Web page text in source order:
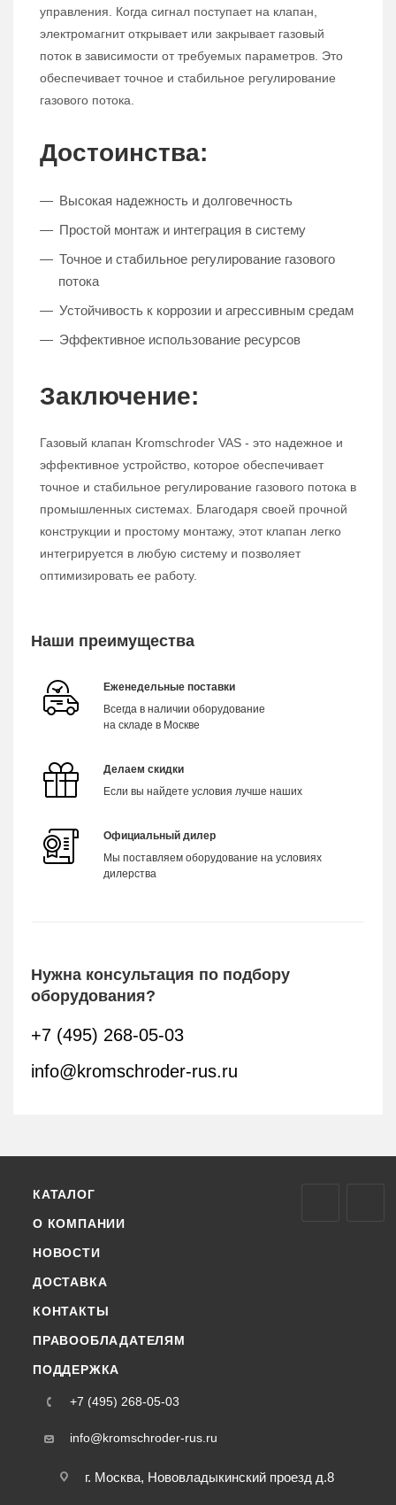
управления. Когда сигнал поступает на клапан,
электромагнит открывает или закрывает газовый
поток в зависимости от требуемых параметров. Это
обеспечивает точное и стабильное регулирование
газового потока.
Достоинства:
Высокая надежность и долговечность
Простой монтаж и интеграция в систему
Точное и стабильное регулирование газового
потока
Устойчивость к коррозии и агрессивным средам
Эффективное использование ресурсов
Заключение:
Газовый клапан Kromschroder VAS - это надежное и
эффективное устройство, которое обеспечивает
точное и стабильное регулирование газового потока в
промышленных системах. Благодаря своей прочной
конструкции и простому монтажу, этот клапан легко
интегрируется в любую систему и позволяет
оптимизировать ее работу.
Наши преимущества
Еженедельные поставки
Всегда в наличии оборудование
на складе в Москве
Делаем скидки
Если вы найдете условия лучше наших
Официальный дилер
Мы поставляем оборудование на условиях
дилерства
Нужна консультация по подбору
оборудования?
+7 (495) 268-05-03
info@kromschroder-rus.ru
КАТАЛОГ
О КОМПАНИИ
НОВОСТИ
ДОСТАВКА
КОНТАКТЫ
ПРАВООБЛАДАТЕЛЯМ
ПОДДЕРЖКА
+7 (495) 268-05-03
info@kromschroder-rus.ru
г. Москва, Нововладыкинский проезд д.8